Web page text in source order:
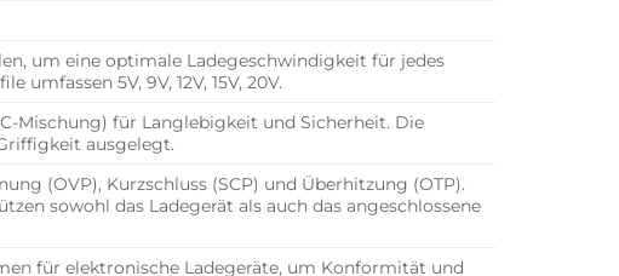
um eine optimale Ladegeschwindigkeit für jedes
umfassen 5V, 9V, 12V, 15V, 20V.
Mischung) für Langlebigkeit und Sicherheit. Die
ausgelegt.
(OVP), Kurzschluss (SCP) und Überhitzung (OTP).
sowohl das Ladegerät als auch das angeschlossene
für elektronische Ladegeräte, um Konformität und